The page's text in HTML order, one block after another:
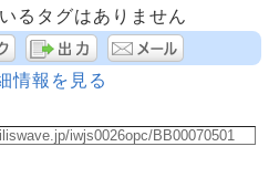
るタグはありません
情報を見る